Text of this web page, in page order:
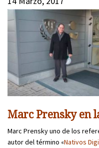
Marc Prensky en
Marc Prensky uno de los
autor del término «Nativos